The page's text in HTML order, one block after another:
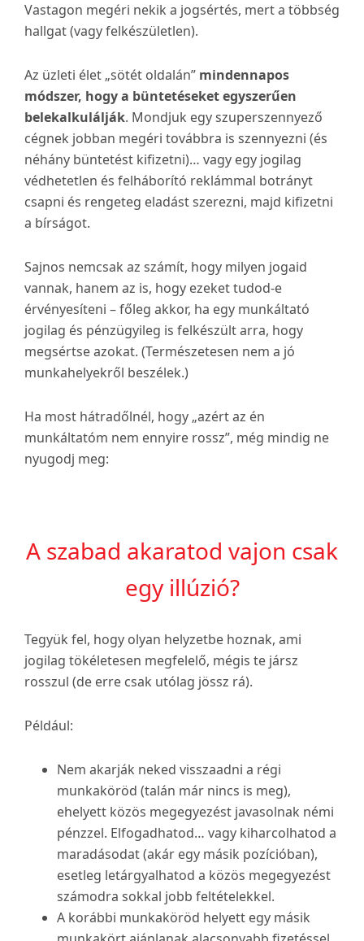
Vastagon megéri nekik a jogsértés, mert a többség
hallgat (vagy felkészületlen).
Az üzleti élet „sötét oldalán” mindennapos
módszer, hogy a büntetéseket egyszerűen
belekalkulálják. Mondjuk egy szuperszennyező
cégnek jobban megéri továbbra is szennyezni (és
néhány büntetést kifizetni)… vagy egy jogilag
védhetetlen és felháborító reklámmal botrányt
csapni és rengeteg eladást szerezni, majd kifizetni
a bírságot.
Sajnos nemcsak az számít, hogy milyen jogaid
vannak, hanem az is, hogy ezeket tudod-e
érvényesíteni – főleg akkor, ha egy munkáltató
jogilag és pénzügyileg is felkészült arra, hogy
megsértse azokat. (Természetesen nem a jó
munkahelyekről beszélek.)
Ha most hátradőlnél, hogy „azért az én
munkáltatóm nem ennyire rossz”, még mindig ne
nyugodj meg:
A szabad akaratod vajon csak
egy illúzió?
Tegyük fel, hogy olyan helyzetbe hoznak, ami
jogilag tökéletesen megfelelő, mégis te jársz
rosszul (de erre csak utólag jössz rá).
Például:
Nem akarják neked visszaadni a régi
munkaköröd (talán már nincs is meg),
ehelyett közös megegyezést javasolnak némi
pénzzel. Elfogadhatod… vagy kiharcolhatod a
maradásodat (akár egy másik pozícióban),
esetleg letárgyalhatod a közös megegyezést
számodra sokkal jobb feltételekkel.
A korábbi munkaköröd helyett egy másik